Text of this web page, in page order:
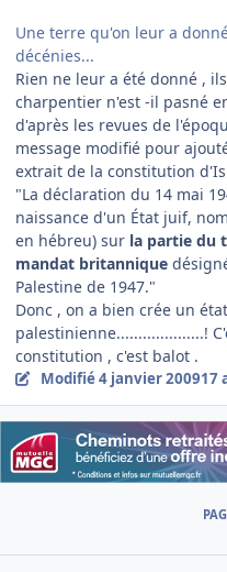
Une terre qu'on leur a
décénies...
Rien ne leur a été donné ,
charpentier n'est -il pasné
d'après les revues de
message modifié pour
extrait de la constitution
"La déclaration du 14 mai
naissance d'un État juif,
en hébreu) sur la partie du
mandat britannique
Palestine de 1947."
Donc , on a bien crée un
palestinienne....................!
constitution , c'est balot .
Modifié4 janvier 200917